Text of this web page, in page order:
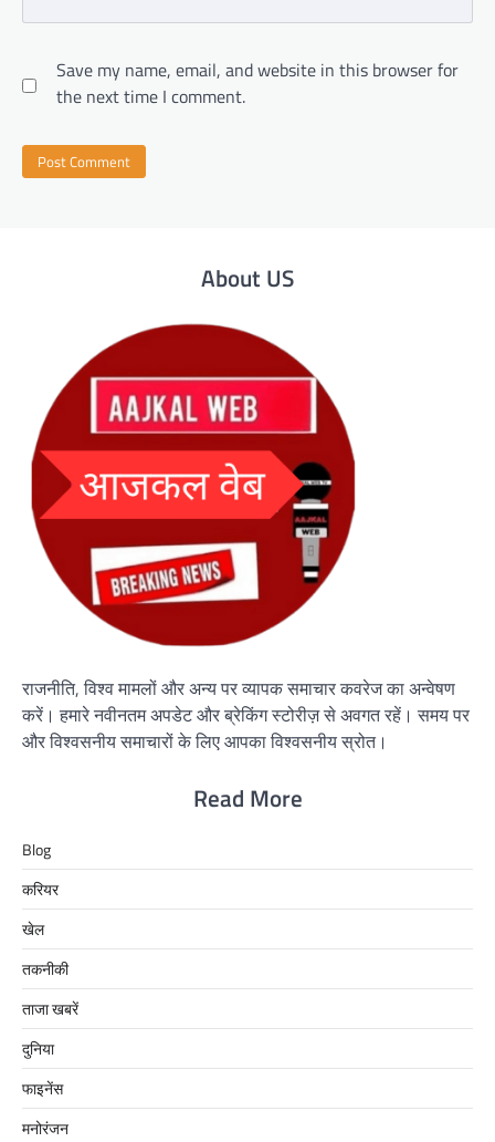
Save my name, email, and website in this browser for
the next time I comment.
About US
राजनीति, विश्व मामलों और अन्य पर व्यापक समाचार कवरेज का अन्वेषण
करें। हमारे नवीनतम अपडेट और ब्रेकिंग स्टोरीज़ से अवगत रहें। समय पर
और विश्वसनीय समाचारों के लिए आपका विश्वसनीय स्रोत।
Read More
Blog
करियर
खेल
तकनीकी
ताजा खबरें
दुनिया
फाइनेंस
मनोरंजन